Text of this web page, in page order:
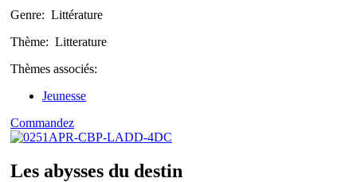
Genre: Littérature
Thème: Litterature
Thèmes associés:
Jeunesse
Commandez
Les abysses du destin